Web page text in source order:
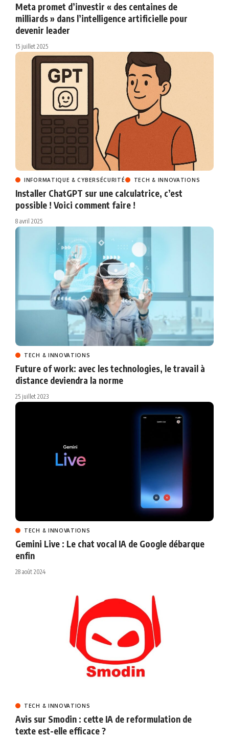
Meta promet d’investir « des centaines de
milliards » dans l’intelligence artificielle pour
devenir leader
15 juillet 2025
INFORMATIQUE & CYBERSÉCURITÉ TECH & INNOVATIONS
Installer ChatGPT sur une calculatrice, c’est
possible ! Voici comment faire !
8 avril 2025
TECH & INNOVATIONS
Future of work: avec les technologies, le travail à
distance deviendra la norme
25 juillet 2023
TECH & INNOVATIONS
Gemini Live : Le chat vocal IA de Google débarque
enfin
28 août 2024
TECH & INNOVATIONS
Avis sur Smodin : cette IA de reformulation de
texte est-elle efficace ?